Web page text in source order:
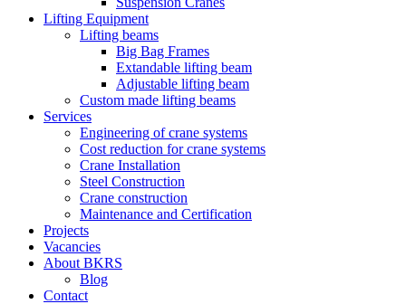
Lifting Equipment
Lifting beams
Big Bag Frames
Extandable lifting beam
Adjustable lifting beam
Custom made lifting beams
Services
Engineering of crane systems
Cost reduction for crane systems
Crane Installation
Steel Construction
Crane construction
Maintenance and Certification
Projects
Vacancies
About BKRS
Blog
Contact